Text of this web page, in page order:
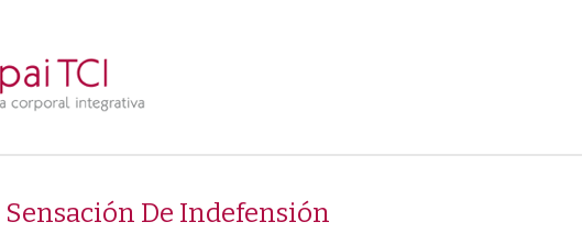
Sensación De Indefensión